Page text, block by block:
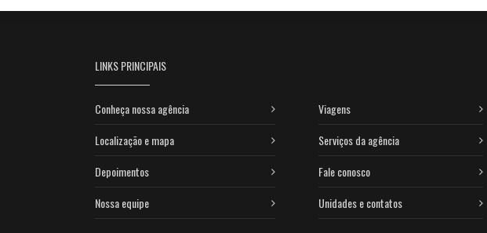
LINKS PRINCIPAIS
Conheça nossa agência
Localização e mapa
Depoimentos
Nossa equipe
Viagens
Serviços da agência
Fale conosco
Unidades e contatos